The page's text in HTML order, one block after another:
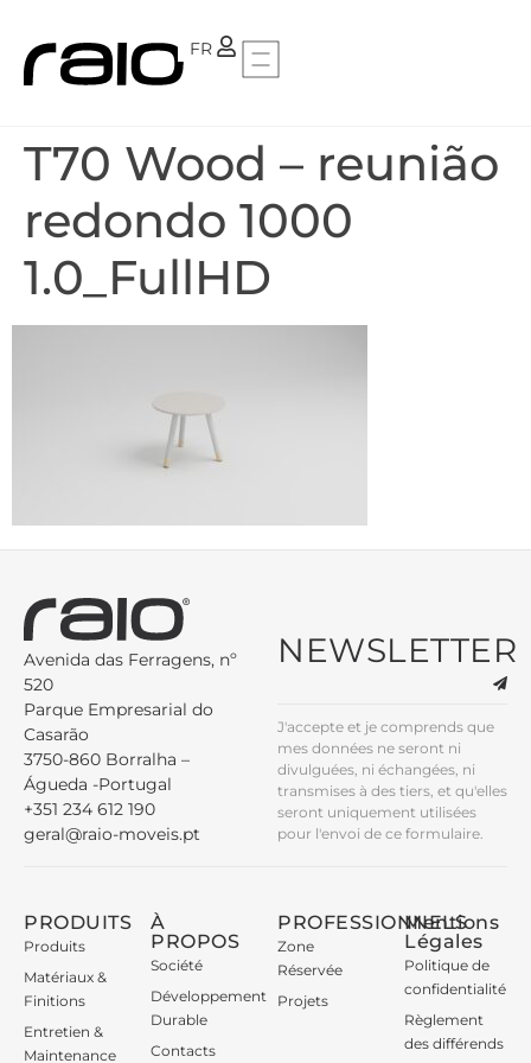
FR
PT
T70 Wood – reunião
redondo 1000
1.0_FullHD
Avenida das Ferragens, nº
520
Parque Empresarial do
Casarão
3750-860 Borralha –
Águeda -Portugal
+351 234 612 190
geral@raio-moveis.pt
NEWSLETTER
J'accepte et je comprends que
mes données ne seront ni
divulguées, ni échangées, ni
transmises à des tiers, et qu'elles
seront uniquement utilisées
pour l'envoi de ce formulaire.
PRODUITS
Produits
Matériaux &
Finitions
Entretien &
Maintenance
À
PROPOS
Société
Développement
Durable
Contacts
PROFESSIONNELS
Zone
Réservée
Projets
Mentions
Légales
Politique de
confidentialité
Règlement
des différends